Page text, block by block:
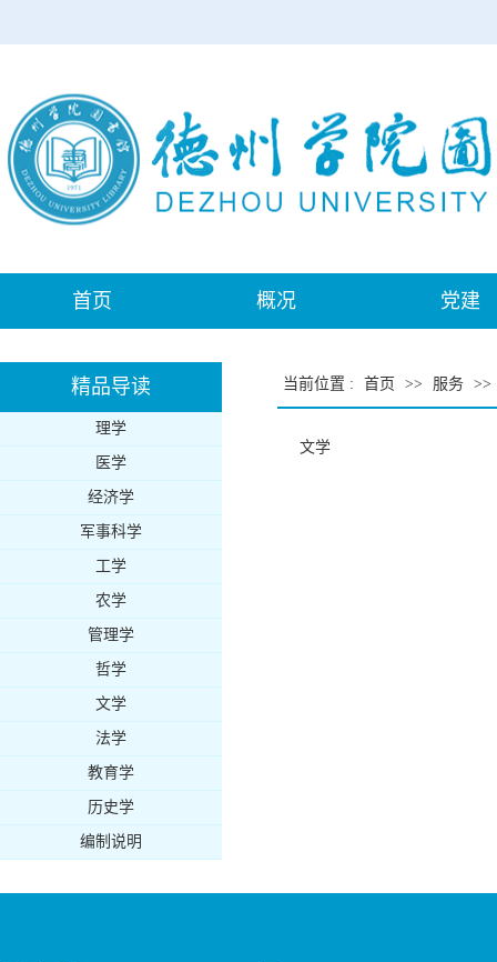
首页 概况 党建
精品导读
理学
医学
经济学
军事科学
工学
农学
管理学
哲学
文学
法学
教育学
历史学
编制说明
当前位置 : 首页 >> 服务 >>
文学